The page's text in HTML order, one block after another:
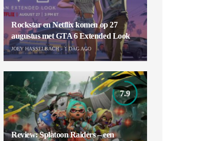
Rockstar en Netflix komen op 27
augustus met GTA 6 Extended Look
JOEY HASSELBACH 1 DAG AGO
7.9
Review: Splatoon Raiders – een